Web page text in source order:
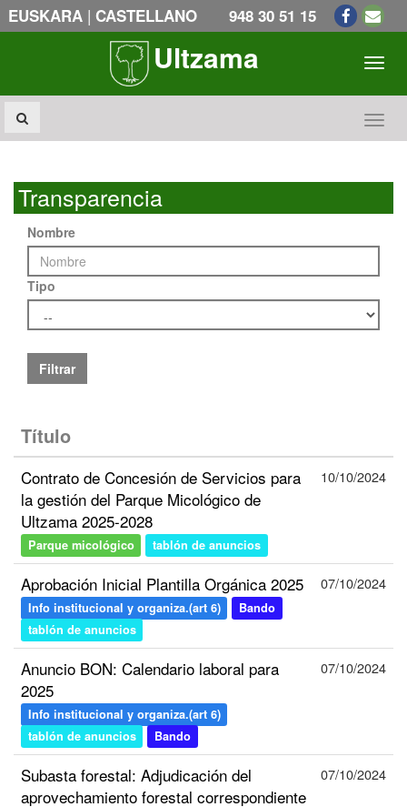
EUSKARA | CASTELLANO 948 30 51 15
Ultzama
Transparencia
Nombre
Tipo
Filtrar
Título
Contrato de Concesión de Servicios para
la gestión del Parque Micológico de
Ultzama 2025-2028
Parque micológico tablón de anuncios
10/10/2024
Aprobación Inicial Plantilla Orgánica 2025
Info institucional y organiza.(art 6)
Bando
tablón de anuncios
07/10/2024
Anuncio BON: Calendario laboral para
2025
Info institucional y organiza.(art 6)
tablón de anuncios
Bando
07/10/2024
Subasta forestal: Adjudicación del
aprovechamiento forestal correspondiente
07/10/2024